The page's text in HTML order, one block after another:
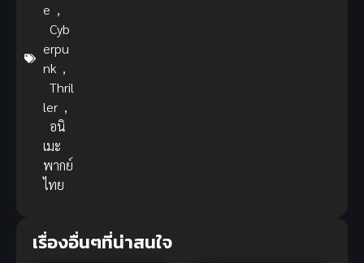
e ,
Cyb
erpu
nk ,
Thril
ler ,
อนิ
เมะ
พากย์
ไทย
เรื่องอื่นๆที่น่าสนใจ